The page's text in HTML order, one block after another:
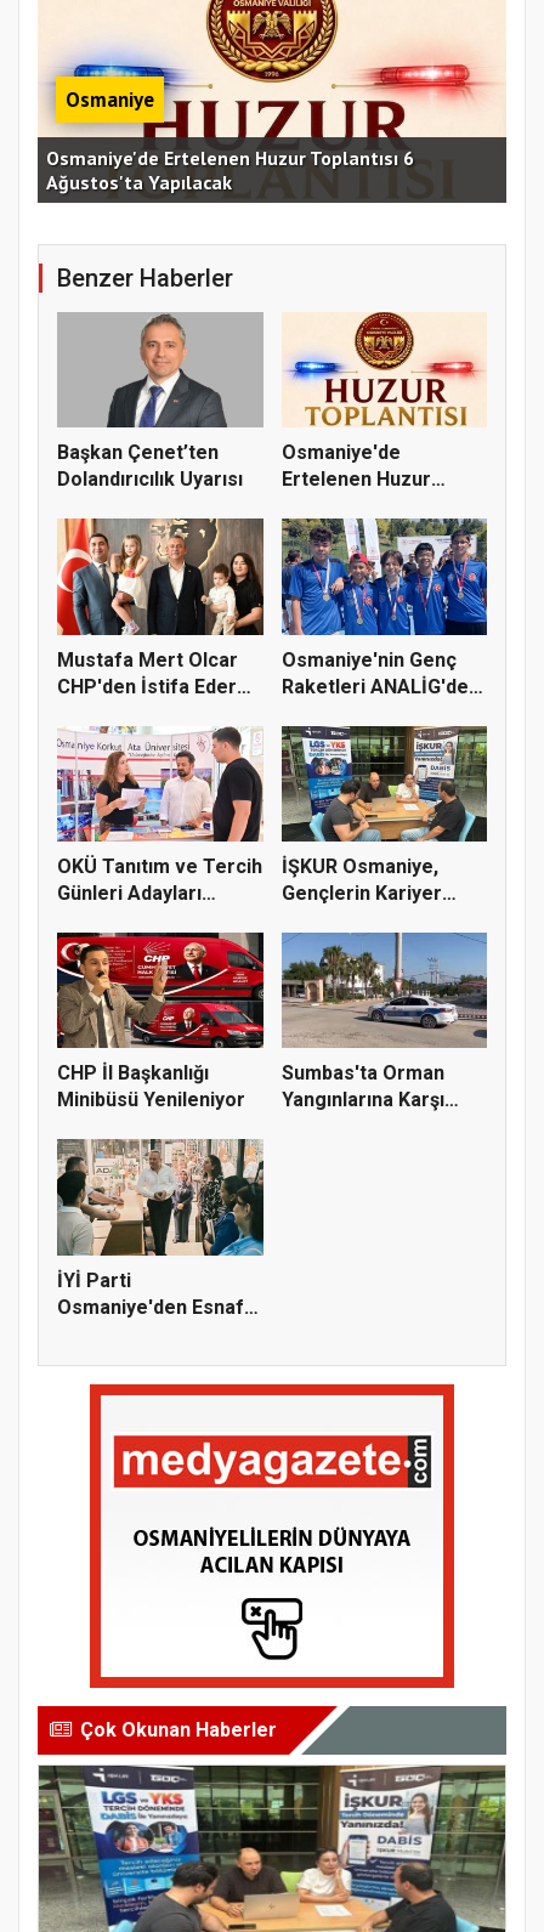
Osmaniye
Osmaniye'de Ertelenen Huzur Toplantısı 6
Ağustos'ta Yapılacak
Benzer Haberler
Başkan Çenet’ten
Dolandırıcılık Uyarısı
Osmaniye'de
Ertelenen Huzur
Mustafa Mert Olcar
CHP'den İstifa Ederek
Osmaniye'nin Genç
Raketleri ANALİG'de
OKÜ Tanıtım ve Tercih
Günleri Adayları
İŞKUR Osmaniye,
Gençlerin Kariyer
CHP İl Başkanlığı
Minibüsü Yenileniyor
Sumbas'ta Orman
Yangınlarına Karşı
İYİ Parti
Osmaniye'den Esnaf
Çok Okunan Haberler